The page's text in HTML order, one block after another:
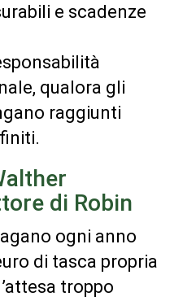
e scadenze
qualora gli
raggiunti
di Robin
ogni anno
di tasca propria
troppo